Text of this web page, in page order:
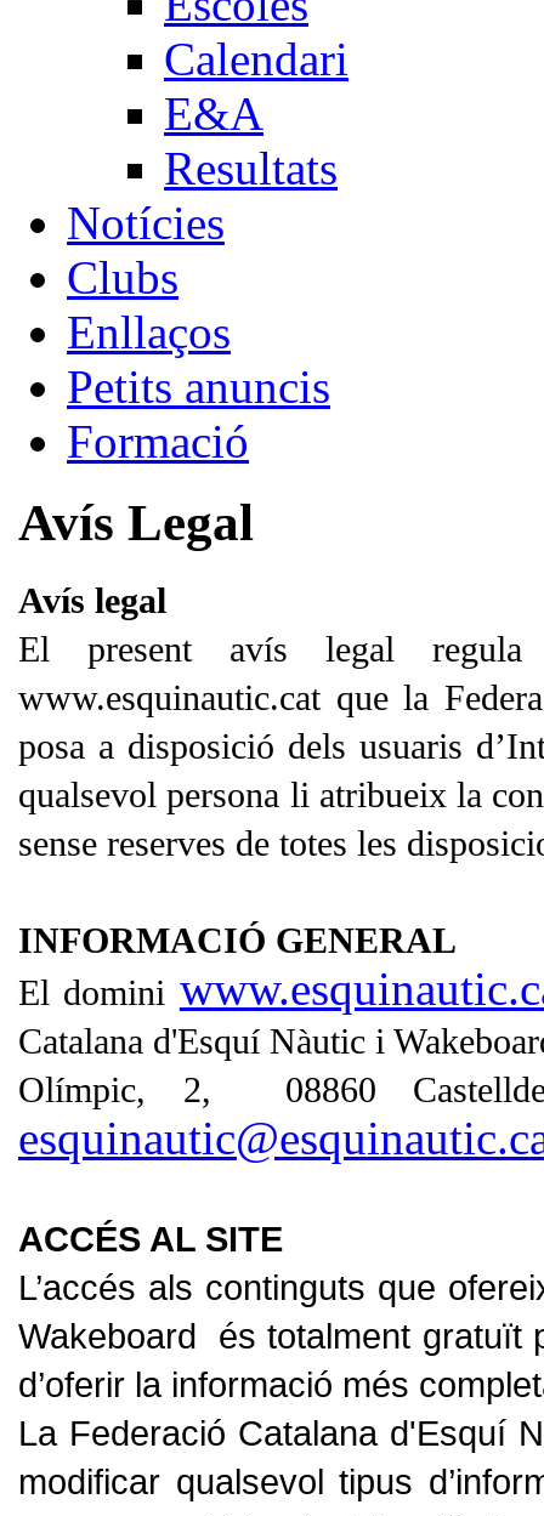
Calendari
E&A
Resultats
Notícies
Clubs
Enllaços
Petits anuncis
Formació
Avís Legal
Avís legal
El present avís legal
www.esquinautic.cat que la
posa a disposició dels usuaris
qualsevol persona li atribueix la
sense reserves de totes les
INFORMACIÓ GENERAL
El domini
Catalana d'Esquí Nàutic i
Olímpic, 2, 08860
ACCÉS AL SITE
L’accés als continguts que
Wakeboard és totalment gratuït
d’oferir la informació més
La Federació Catalana d'Esquí
modificar qualsevol tipus